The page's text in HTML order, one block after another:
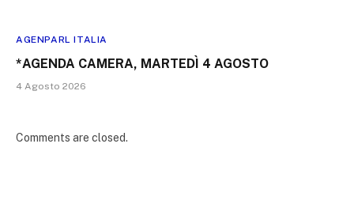
AGENPARL ITALIA
*AGENDA CAMERA, MARTEDÌ 4 AGOSTO
4 Agosto 2026
Comments are closed.